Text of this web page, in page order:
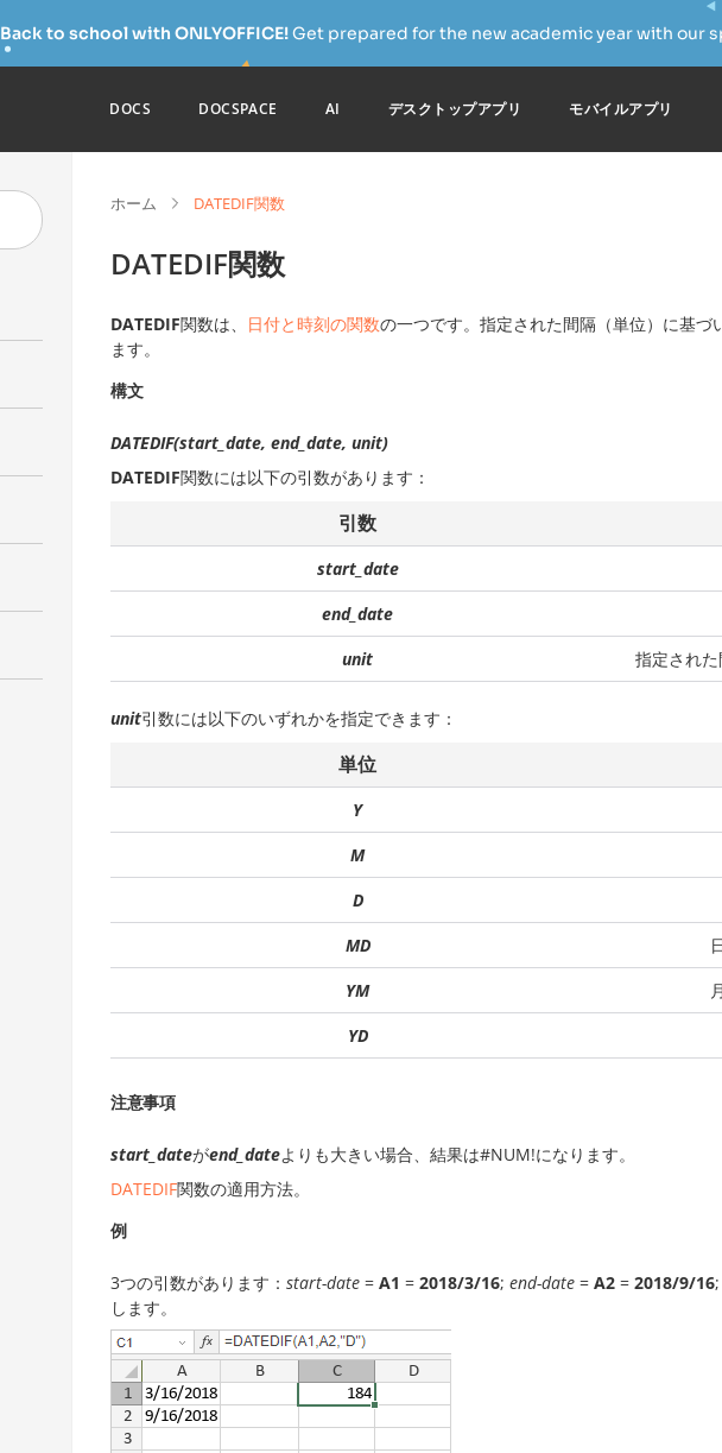
Back to school with ONLYOFFICE!Get prepared for the new academic year with our
DOCS DOCSPACE AI デスクトップアプリ モバイルアプリ
ホーム DATEDIF関数
DATEDIF関数
DATEDIF関数は、 日付と時刻の関数の一つです。指定された間隔（単位）に基
ます。
構文
DATEDIF(start_date, end_date, unit)
DATEDIF関数には以下の引数があります：
引数
start_date
end_date
unit
指定された
unit引数には以下のいずれかを指定できます：
単位
Y
M
D
MD
YM
YD
注意事項
start_dateがend_dateよりも大きい場合、結果は#NUM!になります。
DATEDIF関数の適用方法。
例
3つの引数があります： start-date = A1 = 2018/3/16; end-date = A2 = 2018/9/16;
します。